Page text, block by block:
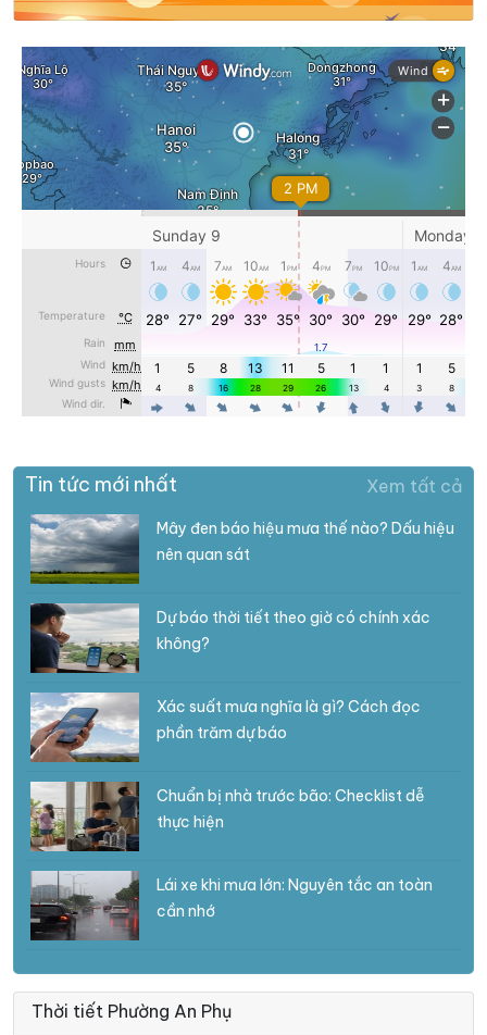
Tin tức mới nhất Xem tất cả
Mây đen báo hiệu mưa thế nào? Dấu hiệu
nên quan sát
Dự báo thời tiết theo giờ có chính xác
không?
Xác suất mưa nghĩa là gì? Cách đọc
phần trăm dự báo
Chuẩn bị nhà trước bão: Checklist dễ
thực hiện
Lái xe khi mưa lớn: Nguyên tắc an toàn
cần nhớ
Thời tiết Phường An Phụ